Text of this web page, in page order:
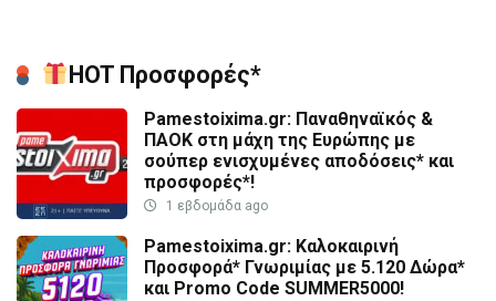
HOT Προσφορές*
Pamestoixima.gr: Παναθηναϊκός &
ΠΑΟΚ στη μάχη της Ευρώπης με
σούπερ ενισχυμένες αποδόσεις* και
προσφορές*!
1 εβδομάδα ago
Pamestoixima.gr: Καλοκαιρινή
Προσφορά* Γνωριμίας με 5.120 Δώρα*
και Promo Code SUMMER5000!